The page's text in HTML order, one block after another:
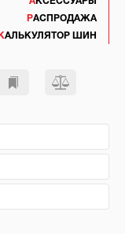
РАСПРОДАЖА
КАЛЬКУЛЯТОР ШИН